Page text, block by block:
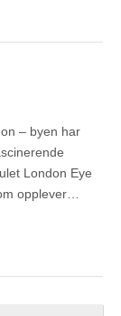
– byen har
London Eye
opplever…